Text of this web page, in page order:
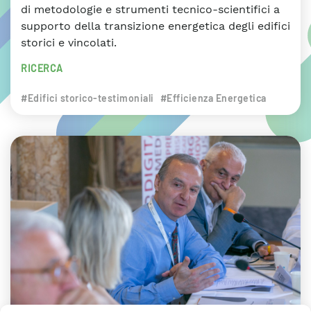
di metodologie e strumenti tecnico-scientifici a
supporto della transizione energetica degli edifici
storici e vincolati.
RICERCA
#Edifici storico-testimoniali #Efficienza Energetica